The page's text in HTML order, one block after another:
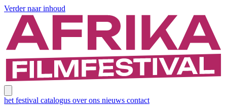
Verder naar inhoud
het festival catalogus over ons nieuws contact